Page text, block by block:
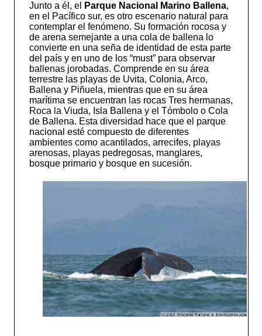
Junto a él, el Parque Nacional Marino Ballena,
en el Pacífico sur, es otro escenario natural para
contemplar el fenómeno. Su formación rocosa y
de arena semejante a una cola de ballena lo
convierte en una seña de identidad de esta parte
del país y en uno de los “must” para observar
ballenas jorobadas. Comprende en su área
terrestre las playas de Uvita, Colonia, Arco,
Ballena y Piñuela, mientras que en su área
marítima se encuentran las rocas Tres hermanas,
Roca la Viuda, Isla Ballena y el Tómbolo o Cola
de Ballena. Esta diversidad hace que el parque
nacional esté compuesto de diferentes
ambientes como acantilados, arrecifes, playas
arenosas, playas pedregosas, manglares,
bosque primario y bosque en sucesión.